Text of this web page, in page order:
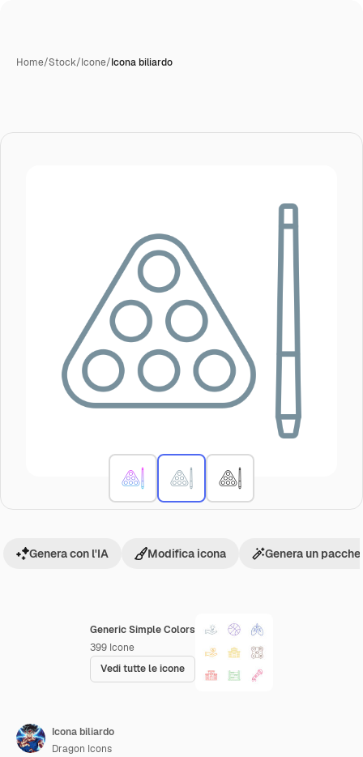
Home/Stock/Icone/Icona biliardo
Generic Simple Colors
399 Icone
Vedi tutte le icone
Genera con l'IA Modifica icona Genera un
Icona biliardo
Dragon Icons